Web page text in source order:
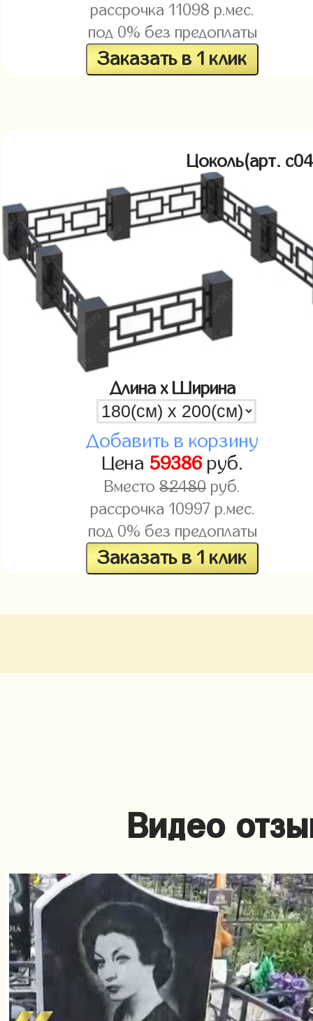
рассрочка 11098 р.мес.
под 0% без предоплаты
Заказать в 1 клик
Цоколь(арт.
Длина x Ширина
Добавить в корзину
Цена 59386руб.
Вместо82480руб.
рассрочка 10997 р.мес.
под 0% без предоплаты
Заказать в 1 клик
Видео